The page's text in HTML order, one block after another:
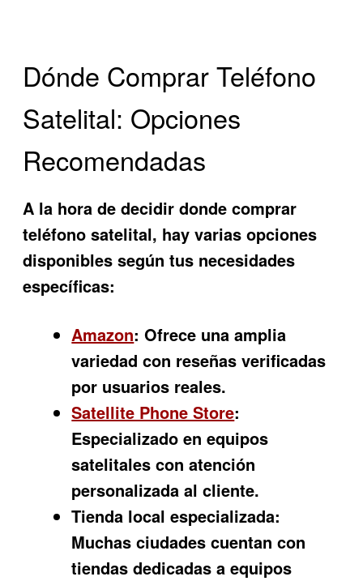
Dónde Comprar Teléfono
Satelital: Opciones
Recomendadas
A la hora de decidirdonde comprar
teléfono satelital, hay varias opciones
disponibles según tus necesidades
específicas:
Amazon: Ofrece una amplia
variedad con reseñas verificadas
por usuarios reales.
Satellite Phone Store:
Especializado en equipos
satelitales con atención
personalizada al cliente.
Tienda local especializada:
Muchas ciudades cuentan con
tiendas dedicadas a equipos